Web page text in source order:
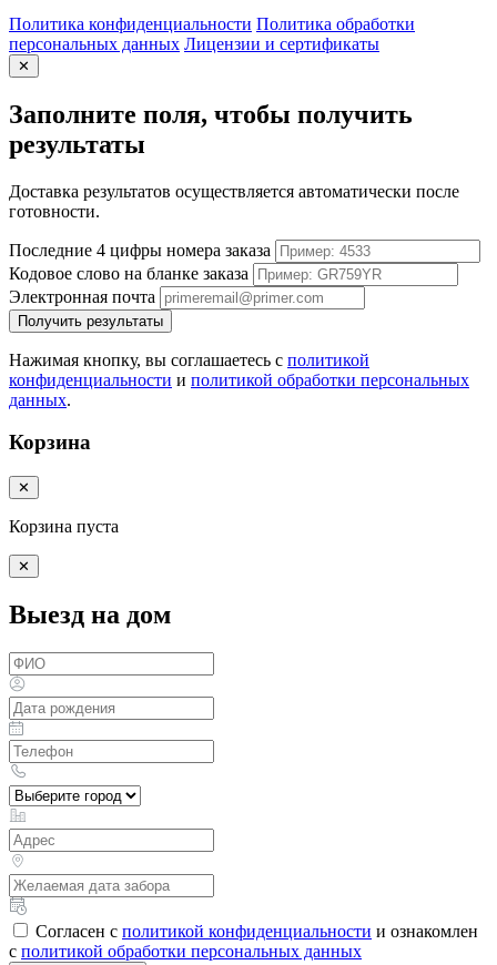
Политика конфиденциальности Политика обработки
персональных данных Лицензии и сертификаты
✕
Заполните поля, чтобы получить
результаты
Доставка результатов осуществляется автоматически после
готовности.
Последние 4 цифры номера заказа
Кодовое слово на бланке заказа
Электронная почта
Получить результаты
Нажимая кнопку, вы соглашаетесь с политикой
конфиденциальности и политикой обработки персональных
данных.
Корзина
✕
Корзина пуста
✕
Выезд на дом
Согласен с политикой конфиденциальности и ознакомлен
с политикой обработки персональных данных